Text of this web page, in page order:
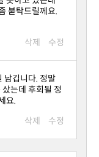
삭제 수정
요.
삭제 수정